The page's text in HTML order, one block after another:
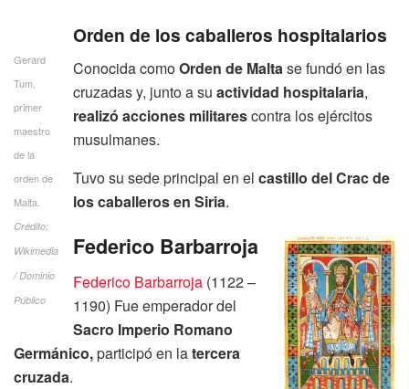
Gerard
Tum,
primer
maestro
de la
orden de
Malta.
Crédito:
Wikimedia
/ Dominio
Público
Orden de los caballeros hospitalarios
Conocida comoOrden de Maltase fundó en las
cruzadas y, junto a su actividad hospitalaria,
realizó acciones militarescontra los ejércitos
musulmanes.
Tuvo su sede principal en el castillo del Crac de
los caballeros en Siria.
Federico Barbarroja
Federico Barbarroja (1122 –
1190) Fue emperador del
Sacro Imperio Romano
Germánico,participó en latercera
cruzada.